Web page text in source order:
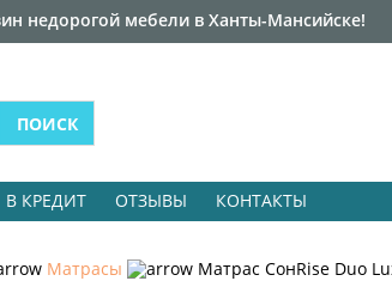
недорогой мебели в Ханты-Мансийске!
В КРЕДИТ ОТЗЫВЫ КОНТАКТЫ
Матрасы Матрас СонRise Duo